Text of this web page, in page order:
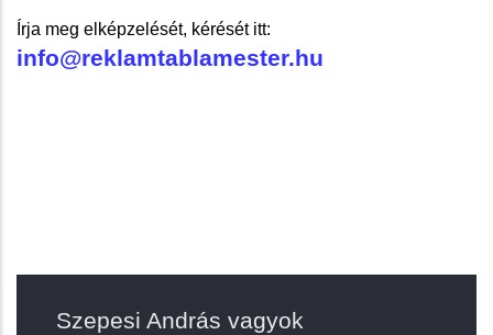
Írja meg elképzelését, kérését itt:
info@reklamtablamester.hu
Szepesi András vagyok